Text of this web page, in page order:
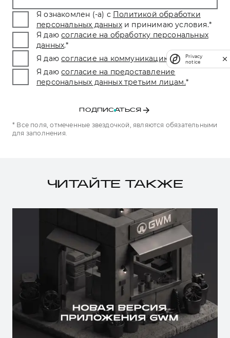
Я ознакомлен (-а) с Политикой обработки
персональных данных и принимаю условия.*
Я даю согласие на обработку персональных
данных.*
Я даю согласие на коммуникацию.*
Я даю согласие на предоставление
персональных данных третьим лицам.*
ПОДПИСАТЬСЯ
* Все поля, отмеченные звездочкой, являются обязательными
для заполнения.
ЧИТАЙТЕ ТАКЖЕ
Privacy
notice